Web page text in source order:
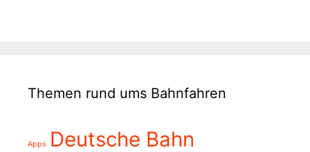
Themen rund ums Bahnfahren
Apps Deutsche Bahn